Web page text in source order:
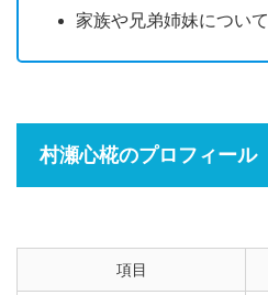
家族や兄弟姉妹について
村瀬心椛のプロフィール
項目